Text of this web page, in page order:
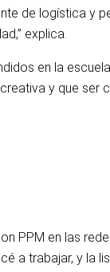
de logística y
explica.
en la
y que ser
PPM en las
a trabajar, y la